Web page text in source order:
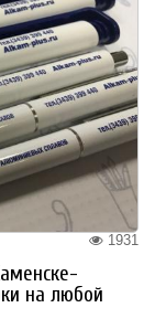
1931
на любой